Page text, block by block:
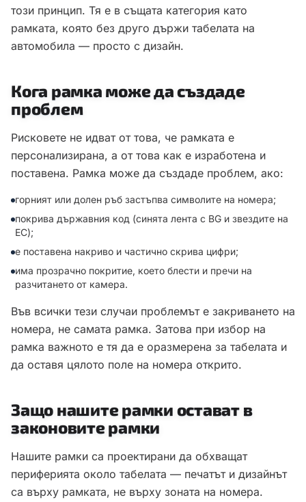
този принцип. Тя е в същата категория като
рамката, която без друго държи табелата на
автомобила — просто с дизайн.
Кога рамка може да създаде
проблем
Рисковете не идват от това, че рамката е
персонализирана, а от това как е изработена и
поставена. Рамка може да създаде проблем, ако:
горният или долен ръб застъпва символите на номера;
покрива държавния код (синята лента с BG и звездите на
ЕС);
е поставена накриво и частично скрива цифри;
има прозрачно покритие, което блести и пречи на
разчитането от камера.
Във всички тези случаи проблемът е закриването на
номера, не самата рамка. Затова при избор на
рамка важното е тя да е оразмерена за табелата и
да оставя цялото поле на номера открито.
Защо нашите рамки остават в
законовите рамки
Нашите рамки са проектирани да обхващат
периферията около табелата — печатът и дизайнът
са върху рамката, не върху зоната на номера.